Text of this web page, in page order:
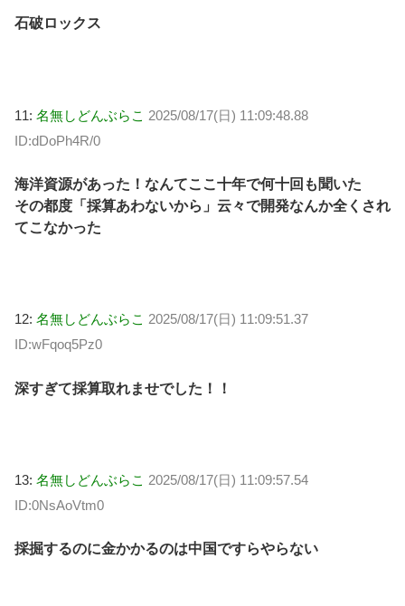
石破ロックス
11: 名無しどんぶらこ 2025/08/17(日) 11:09:48.88
ID:dDoPh4R/0
海洋資源があった！なんてここ十年で何十回も聞いた
その都度「採算あわないから」云々で開発なんか全くされ
てこなかった
12: 名無しどんぶらこ 2025/08/17(日) 11:09:51.37
ID:wFqoq5Pz0
深すぎて採算取れませでした！！
13: 名無しどんぶらこ 2025/08/17(日) 11:09:57.54
ID:0NsAoVtm0
採掘するのに金かかるのは中国ですらやらない